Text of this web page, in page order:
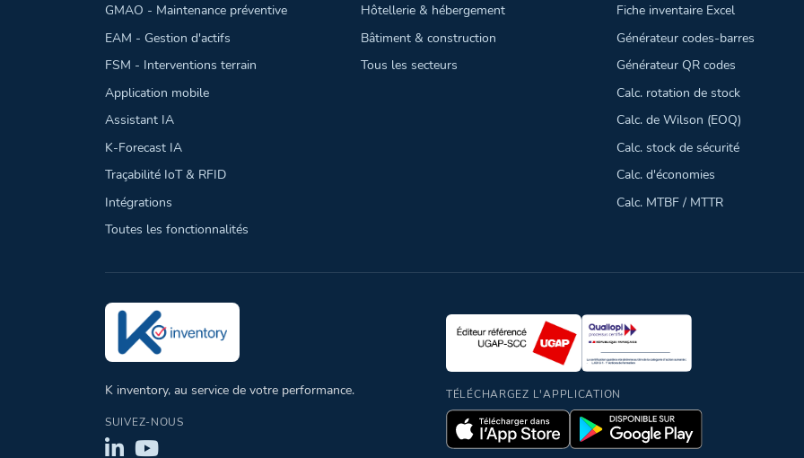
GMAO - Maintenance préventive
EAM - Gestion d'actifs
FSM - Interventions terrain
Application mobile
Assistant IA
K-Forecast IA
Traçabilité IoT & RFID
Intégrations
Toutes les fonctionnalités
Hôtellerie & hébergement
Bâtiment & construction
Tous les secteurs
Fiche inventaire Excel
Générateur codes-barres
Générateur QR codes
Calc. rotation de stock
Calc. de Wilson (EOQ)
Calc. stock de sécurité
Calc. d'économies
Calc. MTBF / MTTR
K inventory, au service de votre performance.
SUIVEZ-NOUS
TÉLÉCHARGEZ L'APPLICATION